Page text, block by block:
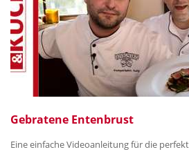
Gebratene Entenbrust
Eine einfache Videoanleitung für die